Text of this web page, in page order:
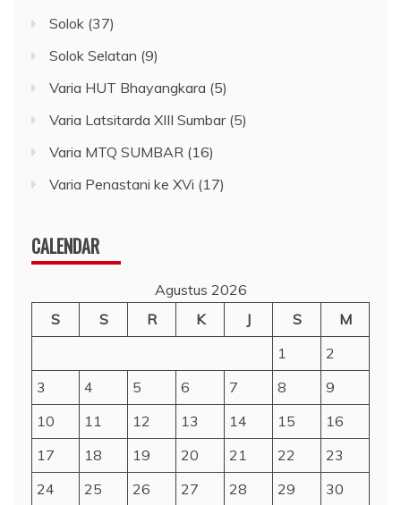
Solok (37)
Solok Selatan (9)
Varia HUT Bhayangkara (5)
Varia Latsitarda XIII Sumbar(5)
Varia MTQ SUMBAR (16)
Varia Penastani ke XVi (17)
CALENDAR
Agustus 2026
S
S R K J S
M
1
2
3
4 5 6 7 8
9
10
11 12 13 14 15
16
17
18 19 20 21 22
23
24
25 26 27 28 29
30